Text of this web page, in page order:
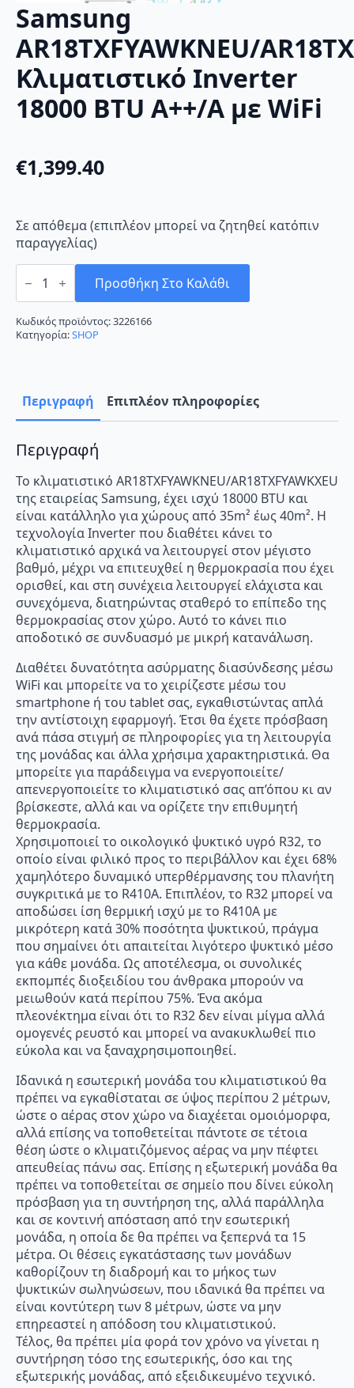
Samsung
AR18TXFYAWKNEU/
Κλιματιστικό Inverter
18000 BTU A++/A με WiFi
€1,399.40
Σε απόθεμα (επιπλέον μπορεί να ζητηθεί κατόπιν
παραγγελίας)
Samsung
AR18TXFYAWKNEU/AR18TXFYAWKXEU
Inverter
18000
BTU
A++/A
Προσθήκη Στο Καλάθι
Κωδικός προϊόντος:3226166
Κατηγορία:SHOP
Περιγραφή Επιπλέον πληροφορίες
Περιγραφή
Το κλιματιστικό AR18TXFYAWKNEU/AR18TXFYAWKXEU
της εταιρείας Samsung, έχει ισχύ 18000 BTU και
είναι κατάλληλο για χώρους από 35m² έως 40m². Η
τεχνολογία Inverter που διαθέτει κάνει το
κλιματιστικό αρχικά να λειτουργεί στον μέγιστο
βαθμό, μέχρι να επιτευχθεί η θερμοκρασία που έχει
ορισθεί, και στη συνέχεια λειτουργεί ελάχιστα και
συνεχόμενα, διατηρώντας σταθερό το επίπεδο της
θερμοκρασίας στον χώρο. Αυτό το κάνει πιο
αποδοτικό σε συνδυασμό με μικρή κατανάλωση.
Διαθέτει δυνατότητα ασύρματης διασύνδεσης μέσω
WiFi και μπορείτε να το χειρίζεστε μέσω του
smartphone ή του tablet σας, εγκαθιστώντας απλά
την αντίστοιχη εφαρμογή. Έτσι θα έχετε πρόσβαση
ανά πάσα στιγμή σε πληροφορίες για τη λειτουργία
της μονάδας και άλλα χρήσιμα χαρακτηριστικά. Θα
μπορείτε για παράδειγμα να ενεργοποιείτε/
απενεργοποιείτε το κλιματιστικό σας απ’όπου κι αν
βρίσκεστε, αλλά και να ορίζετε την επιθυμητή
θερμοκρασία.
Χρησιμοποιεί το οικολογικό ψυκτικό υγρό R32, το
οποίο είναι φιλικό προς το περιβάλλον και έχει 68%
χαμηλότερο δυναμικό υπερθέρμανσης του πλανήτη
συγκριτικά με το R410A. Επιπλέον, το R32 μπορεί να
αποδώσει ίση θερμική ισχύ με το R410A με
μικρότερη κατά 30% ποσότητα ψυκτικού, πράγμα
που σημαίνει ότι απαιτείται λιγότερο ψυκτικό μέσο
για κάθε μονάδα. Ως αποτέλεσμα, οι συνολικές
εκπομπές διοξειδίου του άνθρακα μπορούν να
μειωθούν κατά περίπου 75%. Ένα ακόμα
πλεονέκτημα είναι ότι το R32 δεν είναι μίγμα αλλά
ομογενές ρευστό και μπορεί να ανακυκλωθεί πιο
εύκολα και να ξαναχρησιμοποιηθεί.
Ιδανικά η εσωτερική μονάδα του κλιματιστικού θα
πρέπει να εγκαθίσταται σε ύψος περίπου 2 μέτρων,
ώστε ο αέρας στον χώρο να διαχέεται ομοιόμορφα,
αλλά επίσης να τοποθετείται πάντοτε σε τέτοια
θέση ώστε ο κλιματιζόμενος αέρας να μην πέφτει
απευθείας πάνω σας. Επίσης η εξωτερική μονάδα θα
πρέπει να τοποθετείται σε σημείο που δίνει εύκολη
πρόσβαση για τη συντήρηση της, αλλά παράλληλα
και σε κοντινή απόσταση από την εσωτερική
μονάδα, η οποία δε θα πρέπει να ξεπερνά τα 15
μέτρα. Οι θέσεις εγκατάστασης των μονάδων
καθορίζουν τη διαδρομή και το μήκος των
ψυκτικών σωληνώσεων, που ιδανικά θα πρέπει να
είναι κοντύτερη των 8 μέτρων, ώστε να μην
επηρεαστεί η απόδοση του κλιματιστικού.
Τέλος, θα πρέπει μία φορά τον χρόνο να γίνεται η
συντήρηση τόσο της εσωτερικής, όσο και της
εξωτερικής μονάδας, από εξειδικευμένο τεχνικό.